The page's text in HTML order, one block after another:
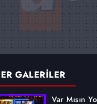
GALERİLER
Var Mısın